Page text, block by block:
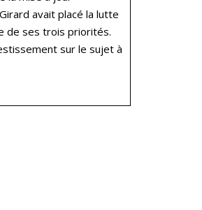
avait placé la lutte
de ses trois priorités.
sur le sujet à